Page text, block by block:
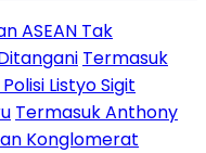
ASEAN Tak
Termasuk
Listyo Sigit
Termasuk Anthony
Konglomerat